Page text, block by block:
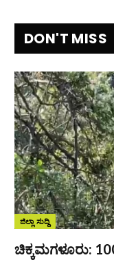
DON'T MISS
ಜಿಲ್ಲಾ ಸುದ್ದಿ
ಚಿಕ್ಕಮಗಳೂರು: